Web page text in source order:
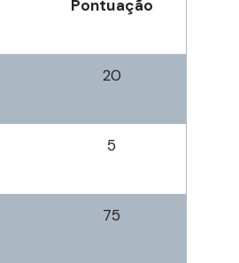
Pontuação
20
5
75